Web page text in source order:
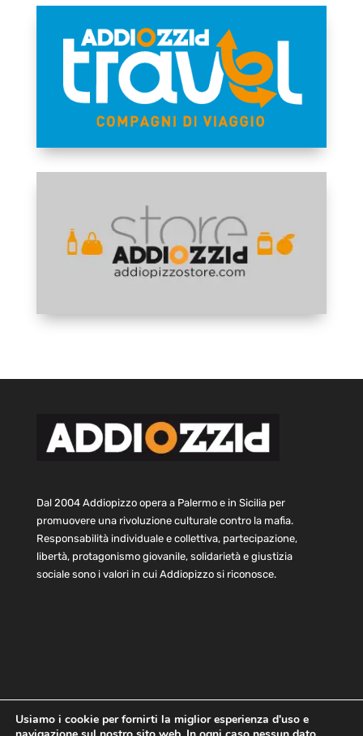
Dal 2004 Addiopizzo opera a Palermo e in Sicilia per
promuovere una rivoluzione culturale contro la mafia.
Responsabilità individuale e collettiva, partecipazione,
libertà, protagonismo giovanile, solidarietà e giustizia
sociale sono i valori in cui Addiopizzo si riconosce.
Usiamo i cookie per fornirti la miglior esperienza d'uso e